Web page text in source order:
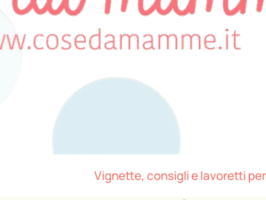
Vignette, consigli e lavoretti